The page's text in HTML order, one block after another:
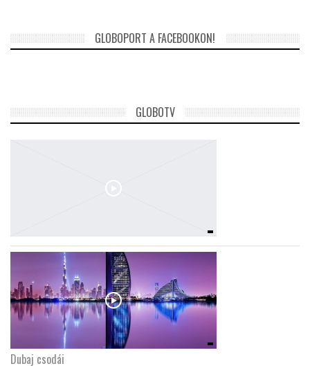
GLOBOPORT A FACEBOOKON!
GLOBOTV
Dubaj csodái